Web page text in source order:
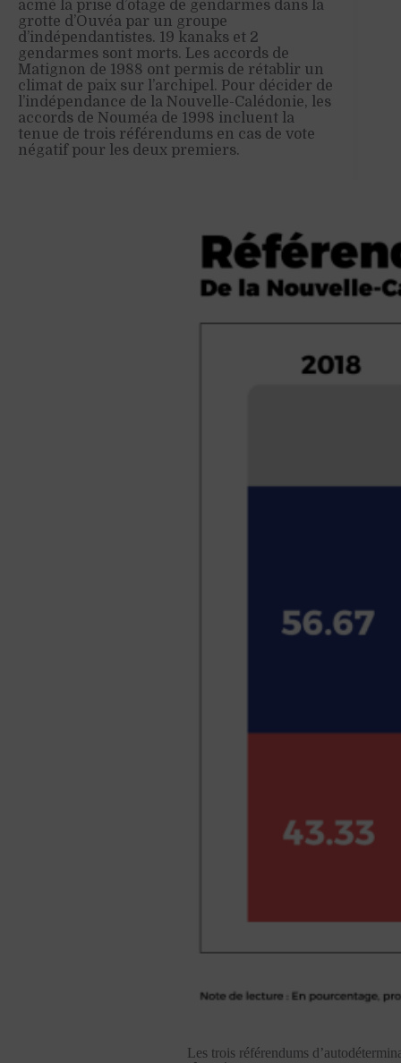
acmé la prise d’otage de gendarmes dans la
grotte d’Ouvéa par un groupe
d’indépendantistes. 19 kanaks et 2
gendarmes sont morts. Les accords de
Matignon de 1988 ont permis de rétablir un
climat de paix sur l’archipel. Pour décider de
l’indépendance de la Nouvelle-Calédonie, les
accords de Nouméa de 1998 incluent la
tenue de trois référendums en cas de vote
négatif pour les deux premiers.
Les trois référendums